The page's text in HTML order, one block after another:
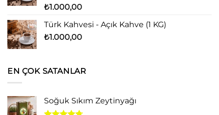
5 üzerinden
aldı
₺1.000,00
Türk Kahvesi - Açık Kahve (1 KG)
₺1.000,00
EN ÇOK SATANLAR
Soğuk Sıkım Zeytinyağı